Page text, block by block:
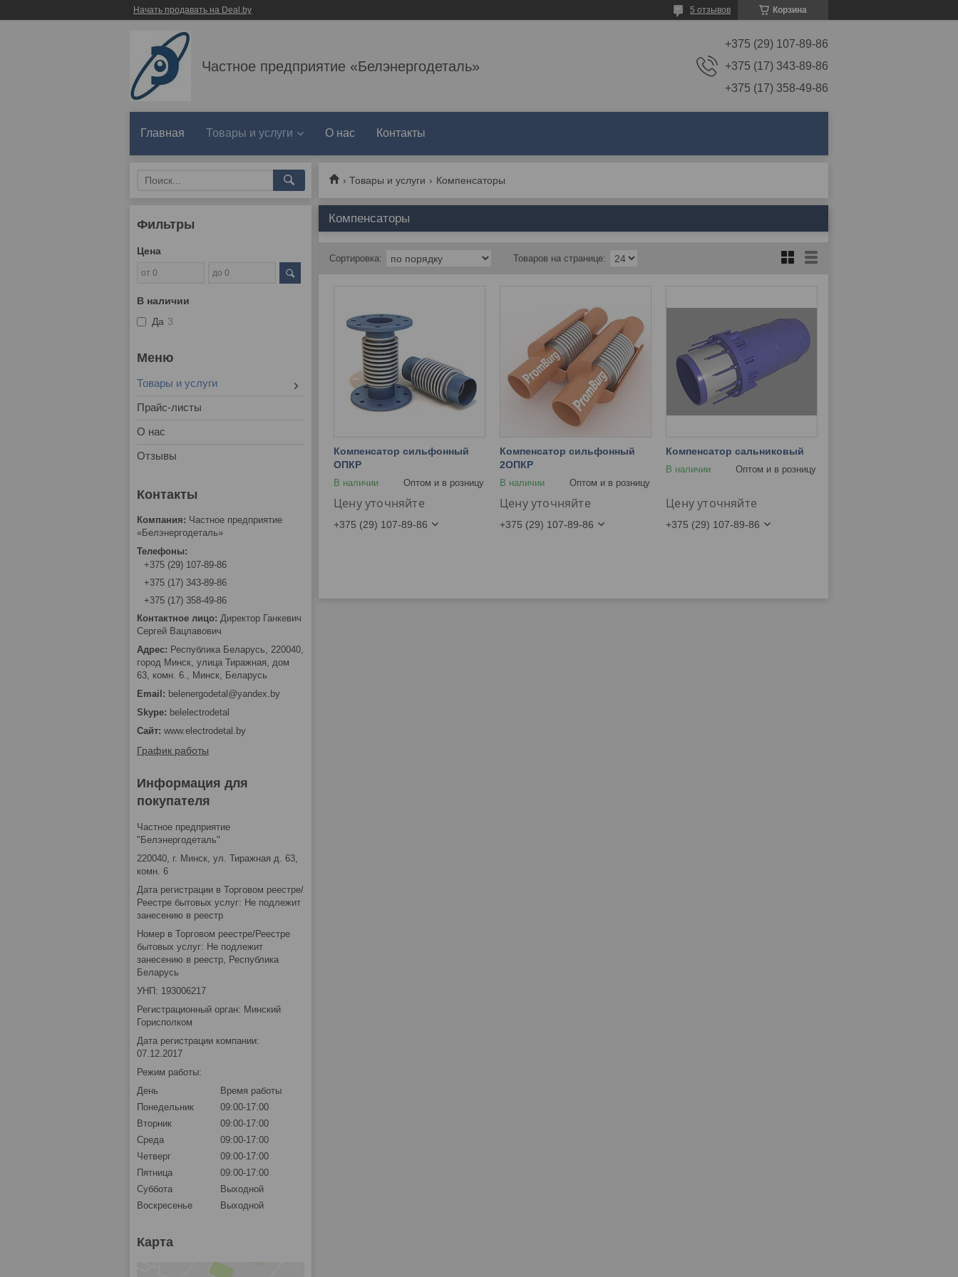
Начать продавать на Deal.by Корзина
5 отзывов
Частное предприятие «Белэнергодеталь»
+375 (29) 107-89-86
+375 (17) 343-89-86
+375 (17) 358-49-86
Главная Товары и услуги О нас Контакты
Товары и услуги Компенсаторы
Компенсаторы
Компенсатор сильфонный
ОПКР
В наличии Оптом и в розницу
Цену уточняйте
+375 (29) 107-89-86
Компенсатор сильфонный
2ОПКР
В наличии Оптом и в розницу
Цену уточняйте
+375 (29) 107-89-86
Компенсатор сальниковый
В наличии Оптом и в розницу
Цену уточняйте
+375 (29) 107-89-86
Фильтры
Цена
В наличии
Да 3
Товары и услуги
Прайс-листы
О нас
Отзывы
Частное предприятие
«Белэнергодеталь»
+375 (29) 107-89-86
+375 (17) 343-89-86
+375 (17) 358-49-86
Директор Ганкевич
Сергей Вацлавович
Республика Беларусь, 220040,
город Минск, улица Тиражная, дом
63, комн. 6., Минск, Беларусь
belenergodetal@yandex.by
belelectrodetal
www.electrodetal.by
График работы
Информация для
покупателя
Частное предприятие
"Белэнергодеталь"
220040, г. Минск, ул. Тиражная д. 63,
комн. 6
Дата регистрации в Торговом реестре/
Реестре бытовых услуг: Не подлежит
занесению в реестр
Номер в Торговом реестре/Реестре
бытовых услуг: Не подлежит
занесению в реестр, Республика
Беларусь
УНП: 193006217
Регистрационный орган: Минский
Горисполком
Дата регистрации компании:
07.12.2017
Режим работы:
День
Время работы
Понедельник
09:00-17:00
Вторник
09:00-17:00
Среда
09:00-17:00
Четверг
09:00-17:00
Пятница
09:00-17:00
Суббота
Выходной
Воскресенье
Выходной
Карта